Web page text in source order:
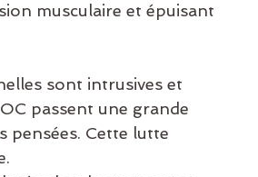
musculaire et épuisant
sont intrusives et
passent une grande
pensées. Cette lutte